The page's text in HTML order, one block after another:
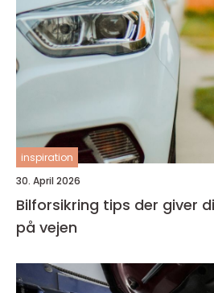
inspiration
30. April 2026
Bilforsikring tips der giver
på vejen